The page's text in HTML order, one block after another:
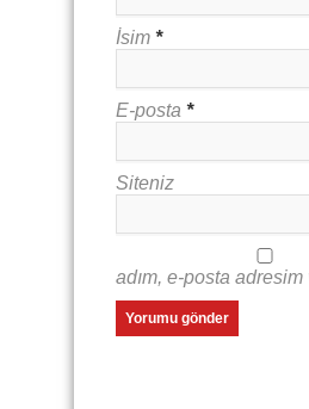
İsim *
E-posta *
Siteniz
adım, e-posta